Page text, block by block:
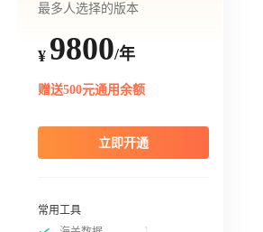
最多人选择的版本
¥ 9800/年
赠送500元通用余额
立即开通
常用工具